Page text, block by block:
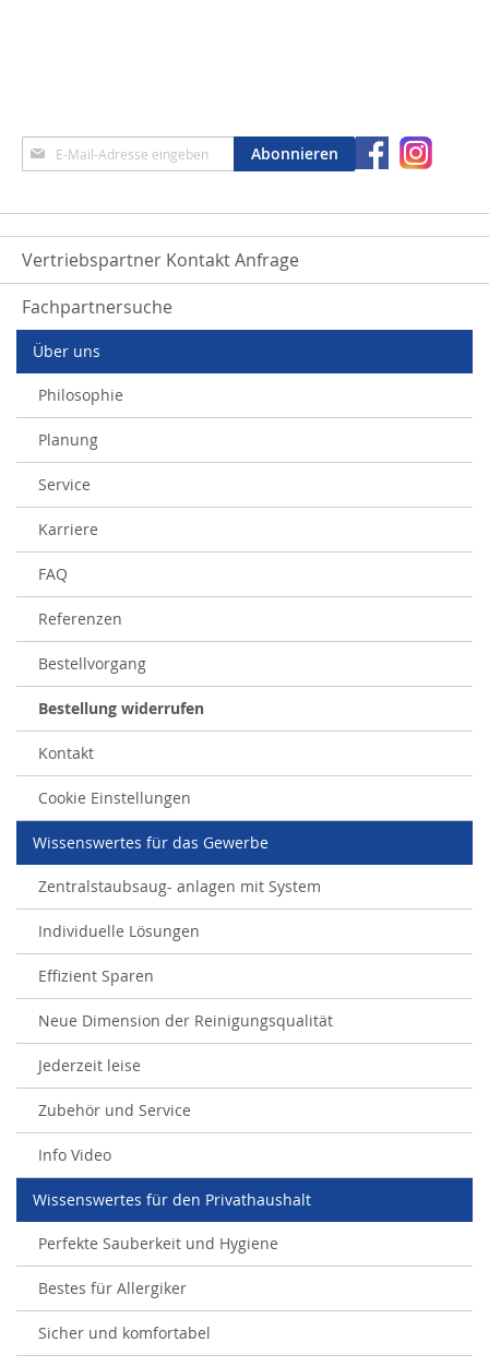
Anmeldung
zum
Abonnieren
Vertriebspartner Kontakt Anfrage
Fachpartnersuche
Über uns
Philosophie
Planung
Service
Karriere
FAQ
Referenzen
Bestellvorgang
Bestellung widerrufen
Kontakt
Cookie Einstellungen
Wissenswertes für das Gewerbe
Zentralstaubsaug- anlagen mit System
Individuelle Lösungen
Effizient Sparen
Neue Dimension der Reinigungsqualität
Jederzeit leise
Zubehör und Service
Info Video
Wissenswertes für den Privathaushalt
Perfekte Sauberkeit und Hygiene
Bestes für Allergiker
Sicher und komfortabel